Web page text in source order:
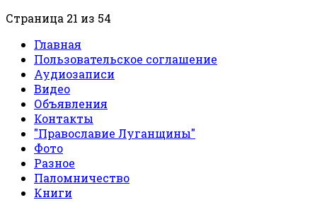
Страница 21 из 54
Главная
Пользовательское соглашение
Аудиозаписи
Видео
Объявления
Контакты
"Православие Луганщины"
Фото
Разное
Паломничество
Книги